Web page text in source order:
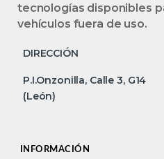
tecnologías disponibles
vehículos fuera de uso.
DIRECCIÓN
P.I.Onzonilla, Calle 3, G14
(León)
INFORMACIÓN